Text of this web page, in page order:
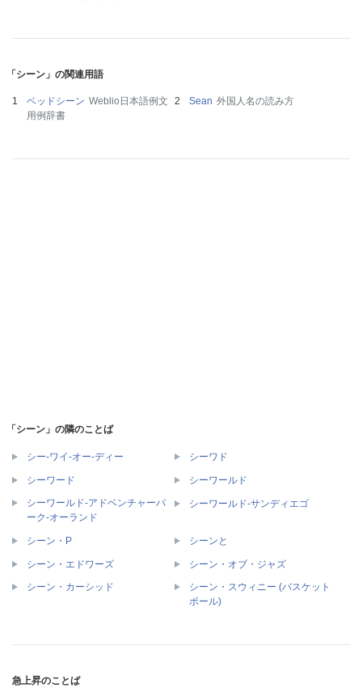
「シーン」の関連用語
ベッドシーン Weblio日本語例文
用例辞書
Sean 外国人名の読み方
「シーン」の隣のことば
シー‐ワイ‐オー‐ディー シーワド
シーワード
シーワールド
シーワールド‐アドベンチャーパ
ーク‐オーランド
シーワールド‐サンディエゴ
シーン・P シーンと
シーン・エドワーズ シーン・オブ・ジャズ
シーン・カーシッド
シーン・スウィニー (バスケット
ボール)
急上昇のことば